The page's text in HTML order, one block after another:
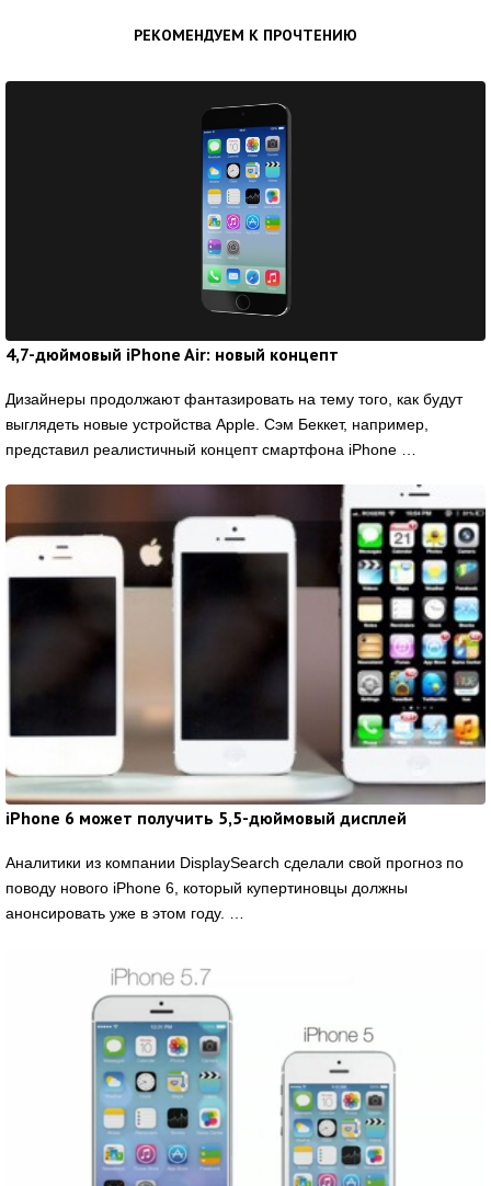
РЕКОМЕНДУЕМ К ПРОЧТЕНИЮ
4,7-дюймовый iPhone Air: новый концепт
Дизайнеры продолжают фантазировать на тему того, как будут
выглядеть новые устройства Apple. Сэм Беккет, например,
представил реалистичный концепт смартфона iPhone …
iPhone 6 может получить 5,5-дюймовый дисплей
Аналитики из компании DisplaySearch сделали свой прогноз по
поводу нового iPhone 6, который купертиновцы должны
анонсировать уже в этом году. …